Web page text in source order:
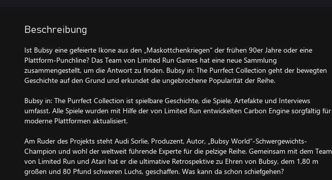
Beschreibung
Ist Bubsy eine gefeierte Ikone aus den „Maskottchenkriegen“ der frühen 90er Jahre oder eine
Plattform-Punchline? Das Team von Limited Run Games hat eine neue Sammlung
zusammengestellt, um die Antwort zu finden. Bubsy in: The Purrfect Collection geht der bewegten
Geschichte auf den Grund und erkundet die ungebrochene Popularität der Reihe.
Bubsy in: The Purrfect Collection ist spielbare Geschichte, die Spiele, Artefakte und Interviews
umfasst. Alle Spiele wurden mit Hilfe der von Limited Run entwickelten Carbon Engine sorgfältig für
moderne Plattformen aktualisiert.
Am Ruder des Projekts steht Audi Sorlie, Produzent, Autor, „Bubsy World“-Schwergewichts-
Champion und wohl der weltweit führende Experte für die pelzige Reihe. Gemeinsam mit dem Team
von Limited Run und Atari hat er die ultimative Retrospektive zu Ehren von Bubsy, dem 1,80 m
großen und 80 Pfund schweren Luchs, geschaffen. Was kann da schon schiefgehen?